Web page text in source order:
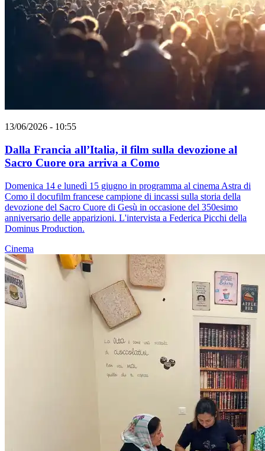
13/06/2026 - 10:55
Dalla Francia all’Italia, il film sulla devozione al
Sacro Cuore ora arriva a Como
Domenica 14 e lunedì 15 giugno in programma al cinema Astra di
Como il docufilm francese campione di incassi sulla storia della
devozione del Sacro Cuore di Gesù in occasione del 350esimo
anniversario delle apparizioni. L'intervista a Federica Picchi della
Dominus Production.
Cinema